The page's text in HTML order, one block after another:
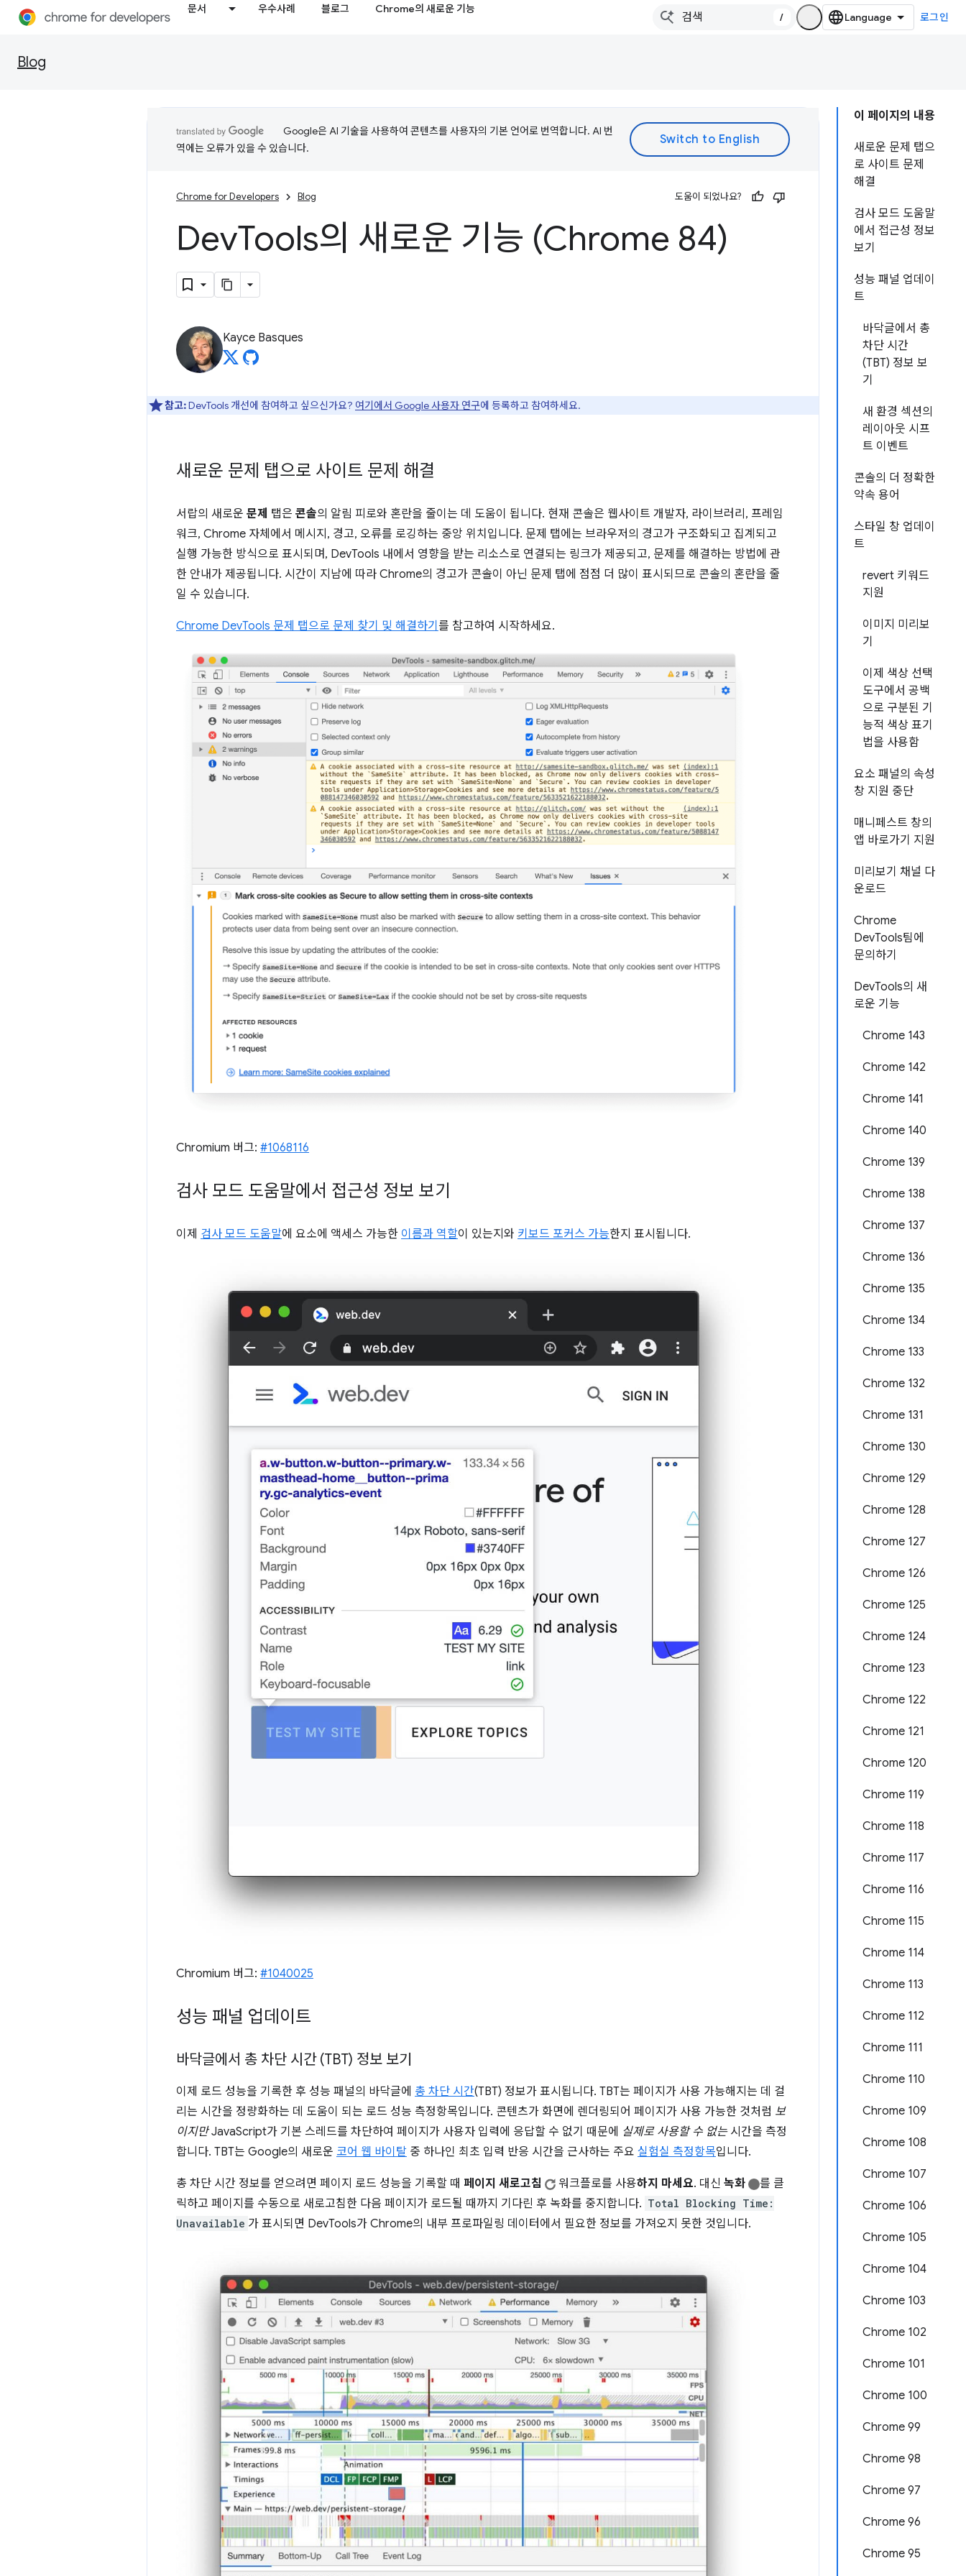
문서 우수사례 블로그 Chrome의 새로운 기능
/ 로그인
Blog
이 페이지의 내용
새로운 문제 탭으
로 사이트 문제
해결
검사 모드 도움말
에서 접근성 정보
보기
성능 패널 업데이
트
바닥글에서 총
차단 시간
(TBT) 정보 보
기
새 환경 섹션의
레이아웃 시프
트 이벤트
콘솔의 더 정확한
약속 용어
스타일 창 업데이
트
revert 키워드
지원
이미지 미리보
기
이제 색상 선택
도구에서 공백
으로 구분된 기
능적 색상 표기
법을 사용함
요소 패널의 속성
창 지원 중단
매니페스트 창의
앱 바로가기 지원
미리보기 채널 다
운로드
Chrome
DevTools팀에
문의하기
DevTools의 새
로운 기능
Chrome 143
Chrome 142
Chrome 141
Chrome 140
Chrome 139
Chrome 138
Chrome 137
Chrome 136
Chrome 135
Chrome 134
Chrome 133
Chrome 132
Chrome 131
Chrome 130
Chrome 129
Chrome 128
Chrome 127
Chrome 126
Chrome 125
Chrome 124
Chrome 123
Chrome 122
Chrome 121
Chrome 120
Chrome 119
Chrome 118
Chrome 117
Chrome 116
Chrome 115
Chrome 114
Chrome 113
Chrome 112
Chrome 111
Chrome 110
Chrome 109
Chrome 108
Chrome 107
Chrome 106
Chrome 105
Chrome 104
Chrome 103
Chrome 102
Chrome 101
Chrome 100
Chrome 99
Chrome 98
Chrome 97
Chrome 96
Chrome 95
Google은 AI 기술을 사용하여 콘텐츠를 사용자의 기본 언어로 번역합니다. AI 번
역에는 오류가 있을 수 있습니다.
Chrome for Developers Blog 도움이 되었나요?
DevTools의 새로운 기능 (Chrome 84)
Kayce Basques
참고:DevTools 개선에 참여하고 싶으신가요? 여기에서 Google 사용자 연구에 등록하고 참여하세요.
새로운 문제 탭으로 사이트 문제 해결
서랍의 새로운 문제 탭은 콘솔의 알림 피로와 혼란을 줄이는 데 도움이 됩니다. 현재 콘솔은 웹사이트 개발자, 라이브러리, 프레임
워크, Chrome 자체에서 메시지, 경고, 오류를 로깅하는 중앙 위치입니다. 문제 탭에는 브라우저의 경고가 구조화되고 집계되고
실행 가능한 방식으로 표시되며, DevTools 내에서 영향을 받는 리소스로 연결되는 링크가 제공되고, 문제를 해결하는 방법에 관
한 안내가 제공됩니다. 시간이 지남에 따라 Chrome의 경고가 콘솔이 아닌 문제 탭에 점점 더 많이 표시되므로 콘솔의 혼란을 줄
일 수 있습니다.
Chrome DevTools 문제 탭으로 문제 찾기 및 해결하기 를 참고하여 시작하세요.
Chromium 버그: #1068116
검사 모드 도움말에서 접근성 정보 보기
이제 검사 모드 도움말에 요소에 액세스 가능한 이름과 역할이 있는지와 키보드 포커스 가능한지 표시됩니다.
Chromium 버그: #1040025
성능 패널 업데이트
바닥글에서 총 차단 시간 (TBT) 정보 보기
이제 로드 성능을 기록한 후 성능 패널의 바닥글에 총 차단 시간(TBT) 정보가 표시됩니다. TBT는 페이지가 사용 가능해지는 데 걸
리는 시간을 정량화하는 데 도움이 되는 로드 성능 측정항목입니다. 콘텐츠가 화면에 렌더링되어 페이지가 사용 가능한 것처럼 보
이지만JavaScript가 기본 스레드를 차단하여 페이지가 사용자 입력에 응답할 수 없기 때문에 실제로 사용할 수 없는시간을 측정
합니다. TBT는 Google의 새로운 코어 웹 바이탈 중 하나인 최초 입력 반응 시간을 근사하는 주요 실험실 측정항목입니다.
총 차단 시간 정보를 얻으려면 페이지 로드 성능을 기록할 때 페이지 새로고침 워크플로를 사용하지 마세요. 대신녹화
를 클
릭하고 페이지를 수동으로 새로고침한 다음 페이지가 로드될 때까지 기다린 후 녹화를 중지합니다. Total Blocking Time:
Unavailable 가 표시되면 DevTools가 Chrome의 내부 프로파일링 데이터에서 필요한 정보를 가져오지 못한 것입니다.